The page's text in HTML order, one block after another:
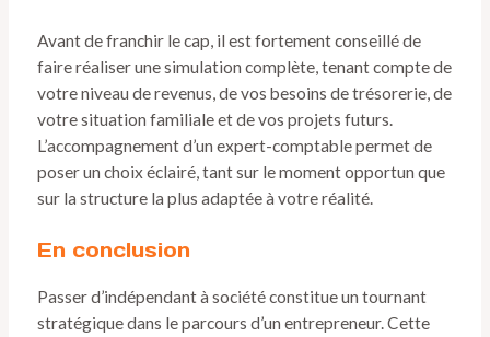
Avant de franchir le cap, il est fortement conseillé de
faire réaliser une simulation complète, tenant compte de
votre niveau de revenus, de vos besoins de trésorerie, de
votre situation familiale et de vos projets futurs.
L’accompagnement d’un expert-comptable permet de
poser un choix éclairé, tant sur le moment opportun que
sur la structure la plus adaptée à votre réalité.
En conclusion
Passer d’indépendant à société constitue un tournant
stratégique dans le parcours d’un entrepreneur. Cette